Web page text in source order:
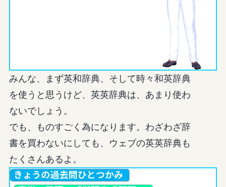
みんな、まず英和辞典、そして時々和英辞典
を使うと思うけど、英英辞典は、あまり使わ
ないでしょう。
でも、ものすごく為になります。わざわざ辞
書を買わないにしても、ウェブの英英辞典も
たくさんあるよ。